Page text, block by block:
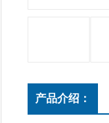
产品介绍：